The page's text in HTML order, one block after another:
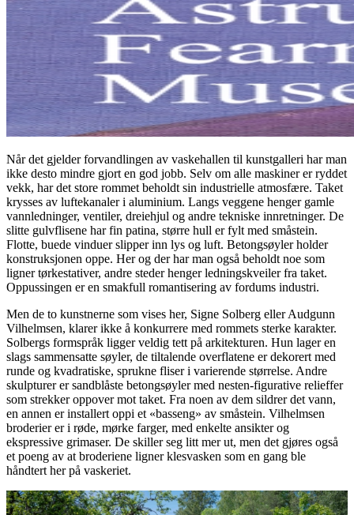
Når det gjelder forvandlingen av vaskehallen til kunstgalleri har man
ikke desto mindre gjort en god jobb. Selv om alle maskiner er ryddet
vekk, har det store rommet beholdt sin industrielle atmosfære. Taket
krysses av luftekanaler i aluminium. Langs veggene henger gamle
vannledninger, ventiler, dreiehjul og andre tekniske innretninger. De
slitte gulvflisene har fin patina, større hull er fylt med småstein.
Flotte, buede vinduer slipper inn lys og luft. Betongsøyler holder
konstruksjonen oppe. Her og der har man også beholdt noe som
ligner tørkestativer, andre steder henger ledningskveiler fra taket.
Oppussingen er en smakfull romantisering av fordums industri.
Men de to kunstnerne som vises her, Signe Solberg eller Audgunn
Vilhelmsen, klarer ikke å konkurrere med rommets sterke karakter.
Solbergs formspråk ligger veldig tett på arkitekturen. Hun lager en
slags sammensatte søyler, de tiltalende overflatene er dekorert med
runde og kvadratiske, sprukne fliser i varierende størrelse. Andre
skulpturer er sandblåste betongsøyler med nesten-figurative relieffer
som strekker oppover mot taket. Fra noen av dem sildrer det vann,
en annen er installert oppi et «basseng» av småstein. Vilhelmsen
broderier er i røde, mørke farger, med enkelte ansikter og
ekspressive grimaser. De skiller seg litt mer ut, men det gjøres også
et poeng av at broderiene ligner klesvasken som en gang ble
håndtert her på vaskeriet.